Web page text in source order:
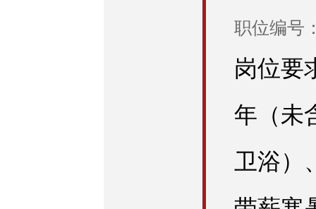
职位编号
岗位要
年（未
卫浴）